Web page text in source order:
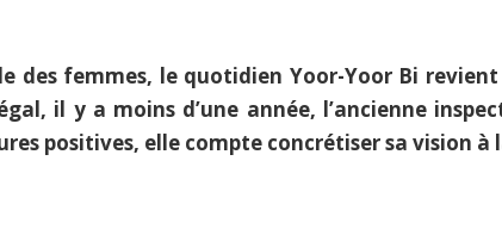
femmes, le quotidien Yoor-Yoor Bi
il y a moins d’une année, l’ancienne
positives, elle compte concrétiser sa vision